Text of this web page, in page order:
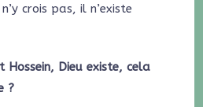
crois pas, il n’existe
Hossein, Dieu existe, cela
?